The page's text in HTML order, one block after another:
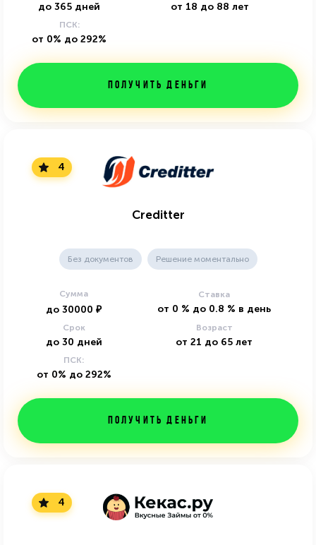
до 365 дней от 18 до 88 лет
ПСК:
от 0% до 292%
Получить деньги
4
Creditter
Без документов Решение моментально
Сумма
до 30000 ₽
Ставка
от 0 % до 0.8 % в день
Срок
до 30 дней
Возраст
от 21 до 65 лет
ПСК:
от 0% до 292%
Получить деньги
4